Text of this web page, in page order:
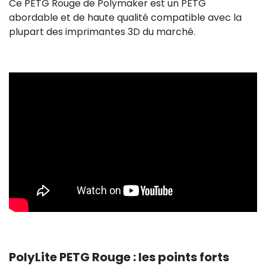
Ce PETG Rouge de Polymaker est un PETG
abordable et de haute qualité compatible avec la
plupart des imprimantes 3D du marché.
PolyLite PETG Rouge : les points forts